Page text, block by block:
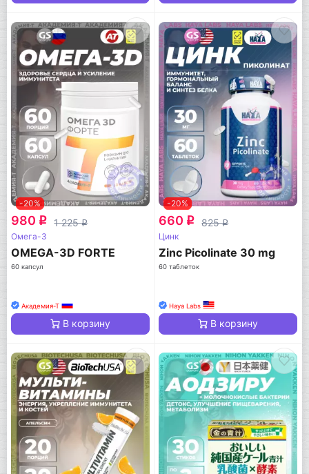
-20%
980 q 1 225q
Омега-3
OMEGA-3D FORTE
60 капсул
Академия-Т
В корзину
-20%
660 q 825q
Цинк
Zinc Picolinate 30 mg
60 таблеток
Haya Labs
В корзину